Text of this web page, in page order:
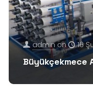
adminon 16
Büyükçekmece